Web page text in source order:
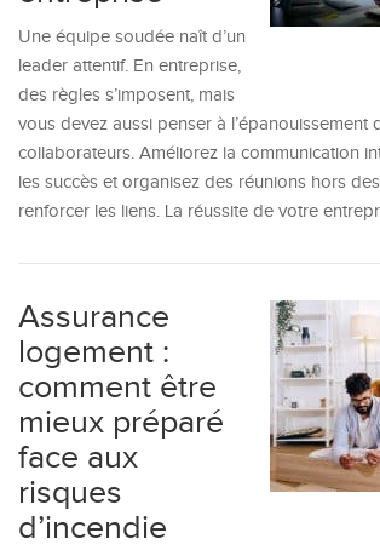
Une équipe soudée naît d’un
leader attentif. En entreprise,
des règles s’imposent, mais
vous devez aussi penser à l’épanouissement
collaborateurs. Améliorez la communication
les succès et organisez des réunions hors
renforcer les liens. La réussite de votre
Assurance
logement :
comment être
mieux préparé
face aux
risques
d’incendie